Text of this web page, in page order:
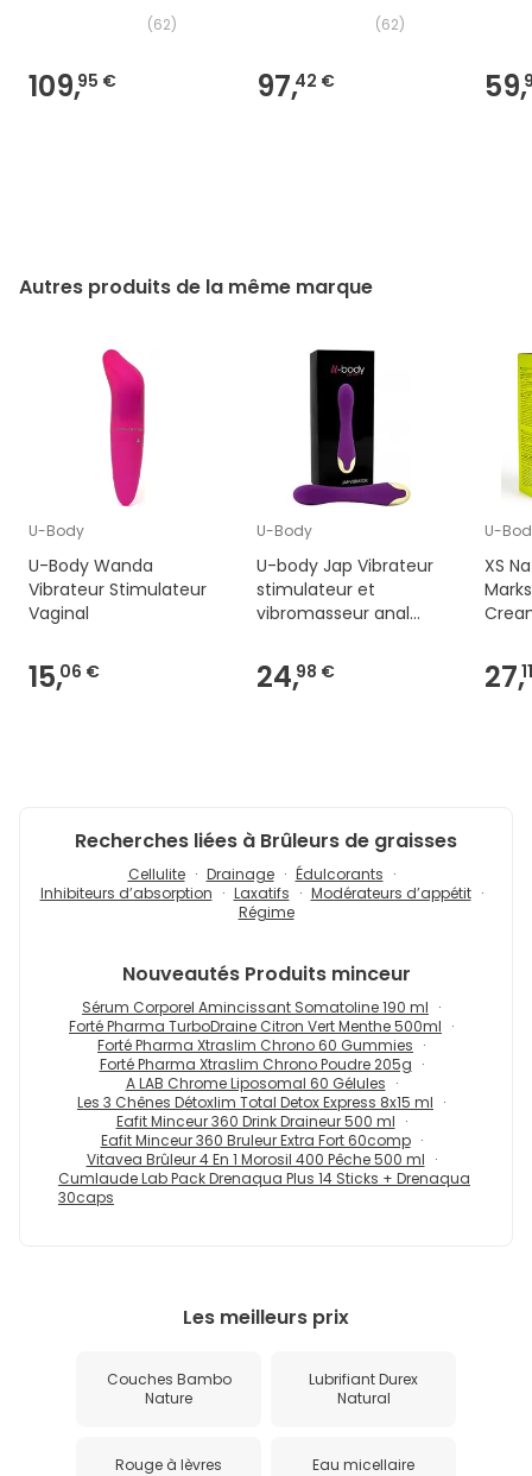
(62)
109,95 €
(62)
97,42 € 59,
Autres produits de la même marque
U-Body
U-Body Wanda
Vibrateur Stimulateur
Vaginal
15,06 €
U-Body
U-body Jap Vibrateur
stimulateur et
vibromasseur anal
24,98 €
U-
XS
27,
Recherches liées à Brûleurs de graisses
Cellulite Drainage
Édulcorants
Inhibiteurs d’absorption
Laxatifs
Modérateurs d’appétit
Régime
Nouveautés Produits minceur
Sérum Corporel Amincissant Somatoline 190 ml
Forté Pharma TurboDraine Citron Vert Menthe 500ml
Forté Pharma Xtraslim Chrono 60 Gummies
Forté Pharma Xtraslim Chrono Poudre 205g
A LAB Chrome Liposomal 60 Gélules
Les 3 Chênes Détoxlim Total Detox Express 8x15 ml
Eafit Minceur 360 Drink Draineur 500 ml
Eafit Minceur 360 Bruleur Extra Fort 60comp
Vitavea Brûleur 4 En 1 Morosil 400 Pêche 500 ml
Cumlaude Lab Pack Drenaqua Plus 14 Sticks + Drenaqua
30caps
Les meilleurs prix
Couches Bambo
Nature
Lubrifiant Durex
Natural
Rouge à lèvres
Eau micellaire